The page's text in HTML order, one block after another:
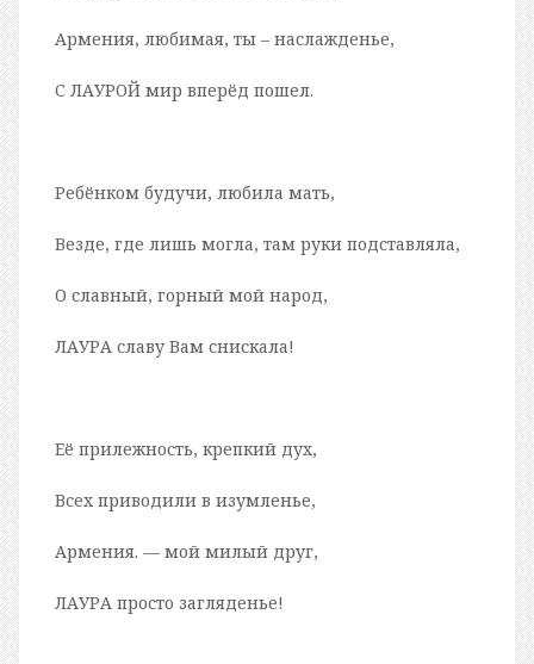
Армения, любимая, ты – наслажденье,
С ЛАУРОЙ мир вперёд пошел.
Ребёнком будучи, любила мать,
Везде, где лишь могла, там руки подставляла,
О славный, горный мой народ,
ЛАУРА славу Вам снискала!
Её прилежность, крепкий дух,
Всех приводили в изумленье,
Армения. — мой милый друг,
ЛАУРА просто загляденье!